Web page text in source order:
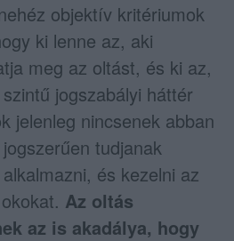
objektív kritériumok
ki lenne az, aki
meg az oltást, és ki az,
jogszabályi háttér
jelenleg nincsenek abban
tudjanak
és kezelni az
Az oltás
az is akadálya, hogy